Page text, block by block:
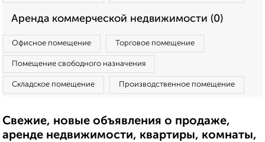
Аренда коммерческой недвижимости (0)
Офисное помещение Торговое помещение
Помещение свободного назначения
Складское помещение Производственное помещение
Свежие, новые объявления о продаже,
аренде недвижимости, квартиры, комнаты,